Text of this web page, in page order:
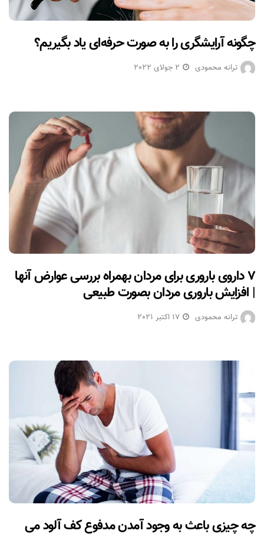
چگونه آرایشگری را به صورت حرفه‌ای یاد بگیریم؟
ترانه محمودی 2 جولای 2022
۷ داروی باروری برای مردان بهمراه بررسی عوارض آنها
| افزایش باروری مردان بصورت طبیعی
ترانه محمودی 17 اکتبر 2021
چه چیزی باعث به وجود آمدن مدفوع کف آلود می